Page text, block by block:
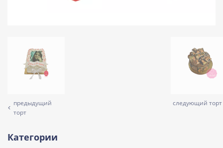
предыдущий
торт
следующий торт
Категории